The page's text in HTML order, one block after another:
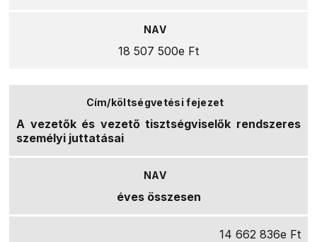
18 507 500e Ft
A vezetők és vezető tisztségviselők rendszeres
személyi juttatásai
éves összesen
14 662 836e Ft